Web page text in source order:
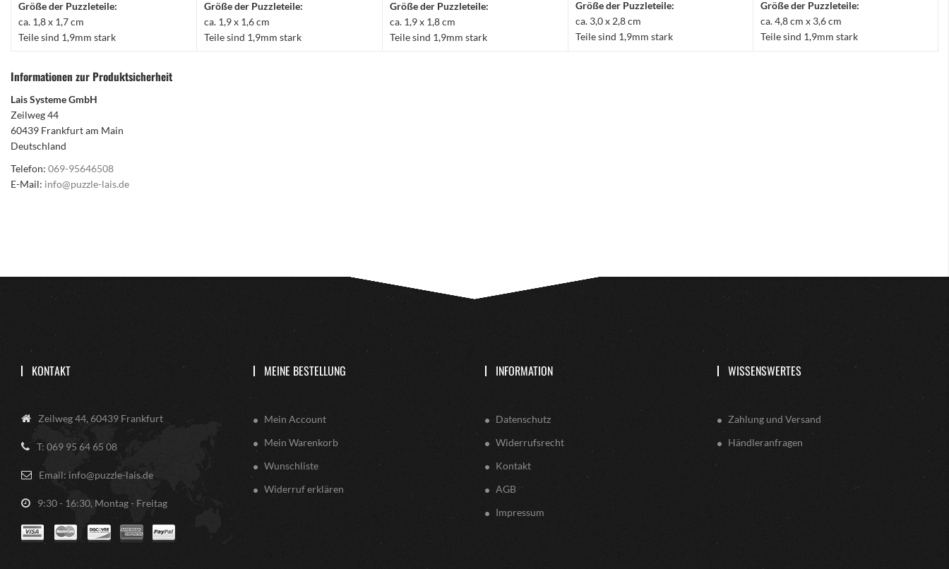
Größe der Puzzleteile:
ca. 1,8 x 1,7 cm
Teile sind 1,9mm stark
Größe der Puzzleteile:
ca. 1,9 x 1,6 cm
Teile sind 1,9mm stark
Größe der Puzzleteile:
ca. 1,9 x 1,8 cm
Teile sind 1,9mm stark
Größe der Puzzleteile:
ca. 3,0 x 2,8 cm
Teile sind 1,9mm stark
Größe der Puzzleteile:
ca. 4,8 cm x 3,6 cm
Teile sind 1,9mm stark
Informationen zur Produktsicherheit
Lais Systeme GmbH
Zeilweg 44
60439 Frankfurt am Main
Deutschland
Telefon: 069-95646508
E-Mail: info@puzzle-lais.de
KONTAKT
Zeilweg 44, 60439 Frankfurt
T: 069 95 64 65 08
Email: info@puzzle-lais.de
9:30 - 16:30, Montag - Freitag
MEINE BESTELLUNG
Mein Account
Mein Warenkorb
Wunschliste
Widerruf erklären
INFORMATION
Datenschutz
Widerrufsrecht
Kontakt
AGB
Impressum
WISSENSWERTES
Zahlung und Versand
Händleranfragen